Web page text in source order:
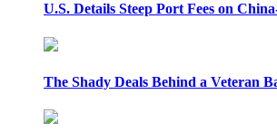
U.S. Details Steep Port Fees on
The Shady Deals Behind a Veteran